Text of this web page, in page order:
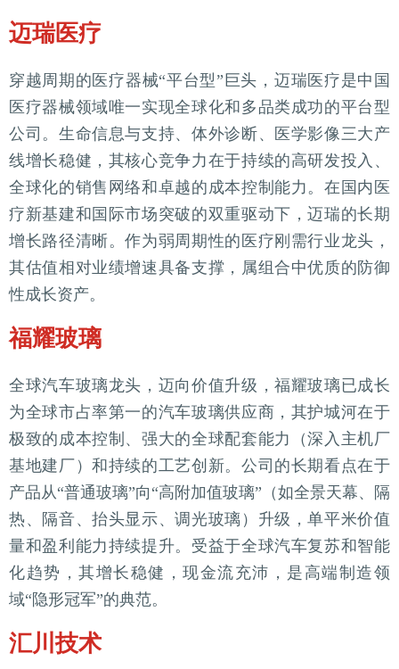
迈瑞医疗
穿越周期的医疗器械“平台型”巨头，迈瑞医疗是中国
医疗器械领域唯一实现全球化和多品类成功的平台型
公司。生命信息与支持、体外诊断、医学影像三大产
线增长稳健，其核心竞争力在于持续的高研发投入、
全球化的销售网络和卓越的成本控制能力。在国内医
疗新基建和国际市场突破的双重驱动下，迈瑞的长期
增长路径清晰。作为弱周期性的医疗刚需行业龙头，
其估值相对业绩增速具备支撑，属组合中优质的防御
性成长资产。
福耀玻璃
全球汽车玻璃龙头，迈向价值升级，福耀玻璃已成长
为全球市占率第一的汽车玻璃供应商，其护城河在于
极致的成本控制、强大的全球配套能力（深入主机厂
基地建厂）和持续的工艺创新。公司的长期看点在于
产品从“普通玻璃”向“高附加值玻璃”（如全景天幕、隔
热、隔音、抬头显示、调光玻璃）升级，单平米价值
量和盈利能力持续提升。受益于全球汽车复苏和智能
化趋势，其增长稳健，现金流充沛，是高端制造领
域“隐形冠军”的典范。
汇川技术